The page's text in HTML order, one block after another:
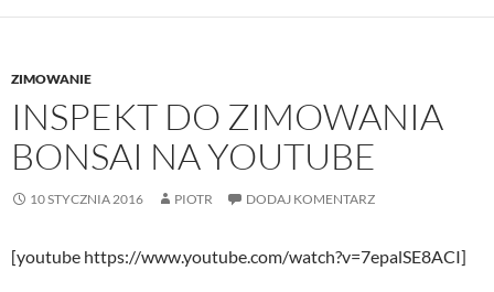
ZIMOWANIE
INSPEKT DO ZIMOWANIA
BONSAI NA YOUTUBE
10 STYCZNIA 2016 PIOTR DODAJ KOMENTARZ
[youtube https://www.youtube.com/watch?v=7epalSE8ACI]